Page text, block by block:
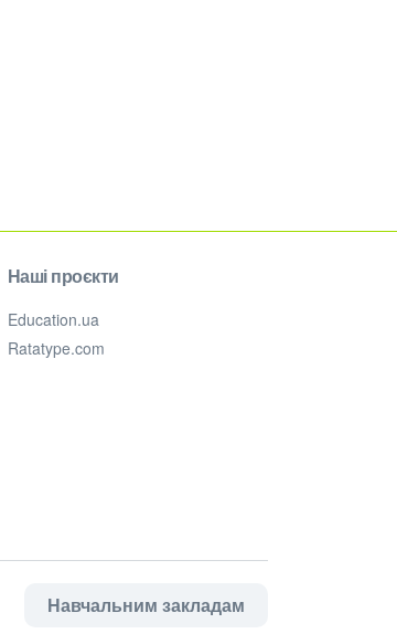
Наші проєкти
Education.ua
Ratatype.com
Навчальним закладам